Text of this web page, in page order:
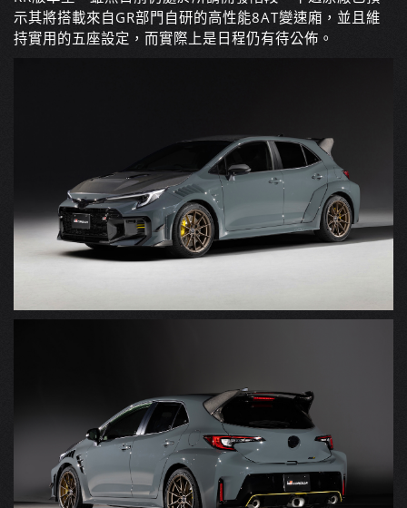
示其將搭載來自GR部門自研的高性能8AT變速廂，並且維
持實用的五座設定，而實際上是日程仍有待公佈。